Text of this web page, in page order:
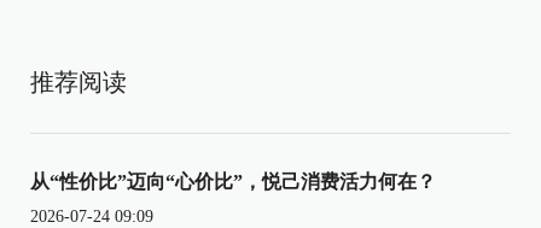
推荐阅读
从“性价比”迈向“心价比”，悦己消费活力何在？
2026-07-24 09:09